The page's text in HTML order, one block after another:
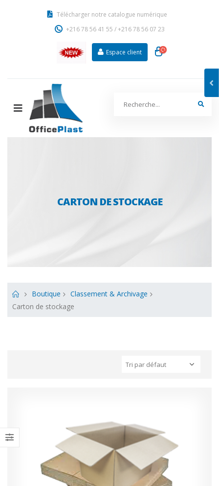
Télécharger notre catalogue numérique
+216 78 56 41 55 /+216 78 56 07 23
Espace client
CARTON DE STOCKAGE
Boutique
Classement & Archivage
Carton de stockage